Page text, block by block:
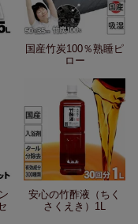
国産竹炭100％熟睡ピ
ロー
安心の竹酢液（ちく
さくえき）1L